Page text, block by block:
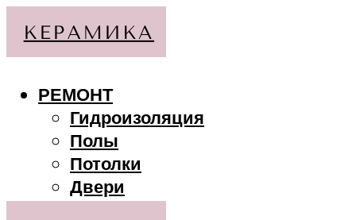
РЕМОНТ
Гидроизоляция
Полы
Потолки
Двери